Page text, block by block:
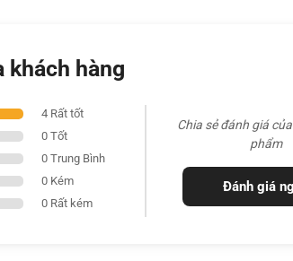
13950HX với 8 nhân hiệu suất và 16 nhân
án đa nhiệm và các trò chơi đòi hỏi hiệu
cộng 24 nhân và tốc độ tối đa lên đến 5.5
này cho phép người dùng thực hiện các
hết. Thêm vào đó, các thông số kỹ thuật có
khách hàng
4 Rất tốt
0 Tốt
0 Trung Bình
0 Kém
0 Rất kém
Chia sẻ đánh giá
phẩm
Đánh giá